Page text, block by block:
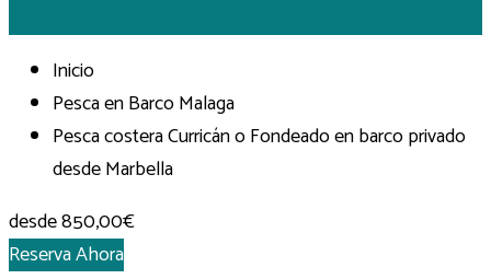
Inicio
Pesca en Barco Malaga
Pesca costera Curricán o Fondeado en barco privado
desde Marbella
desde850,00€
Reserva Ahora